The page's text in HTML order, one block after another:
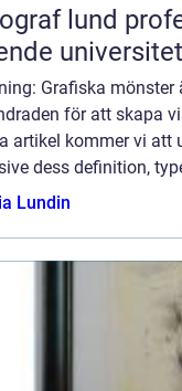
profesjonell fotografering i en
Grafiska
för att skapa
artikel kommer vi att
dess definition,
Lundin